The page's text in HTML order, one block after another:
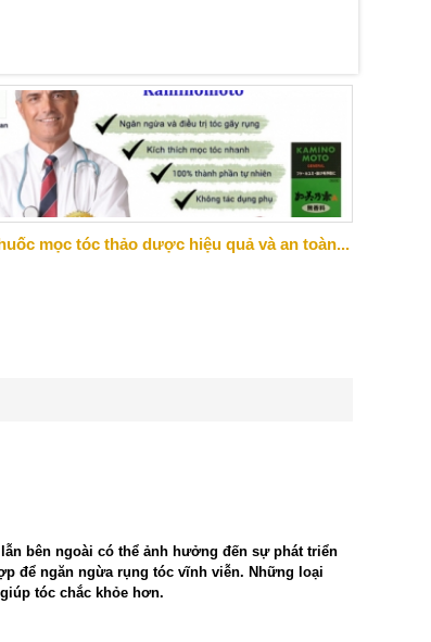
mọc tóc thảo dược hiệu quả và an toàn...
bên ngoài có thể ảnh hưởng đến sự phát triển
để ngăn ngừa rụng tóc vĩnh viễn. Những loại
tóc chắc khỏe hơn.